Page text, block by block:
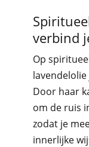
verbind
Op
Door haar
om de ruis
zodat je
innerlijke